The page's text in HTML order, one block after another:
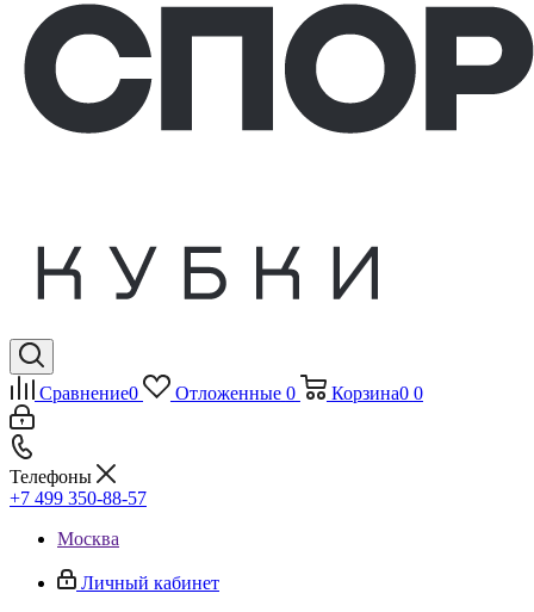
Сравнение0 Отложенные 0 Корзина0 0
Телефоны
+7 499 350-88-57
Москва
Личный кабинет